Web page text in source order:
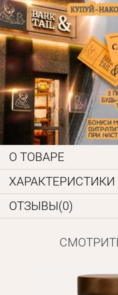
О ТОВАРЕ
ХАРАКТЕРИСТИКИ
ОТЗЫВЫ(0)
Личные данные
Вам на почту будет